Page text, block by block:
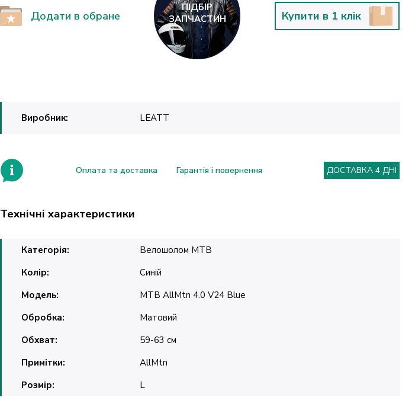
Додати в обране
ПІДБІР
ЗАПЧАСТИН
Купити в 1 клік
Виробник: LEATT
Оплата та доставка Гарантія і повернення ДОСТАВКА 4 ДНІ
Технічні характеристики
Категорія:
Велошолом MTB
Колір:
Синій
Модель:
MTB AllMtn 4.0 V24 Blue
Обробка:
Матовий
Обхват:
59-63 см
Примітки:
AllMtn
Розмір:
L